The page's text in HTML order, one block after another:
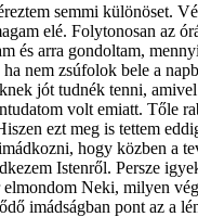
semmi különöset.
elé. Folytonosan az
arra gondoltam,
nem zsúfolok bele a
jót tudnék tenni,
volt emiatt. Tőle
ezt meg is tettem
hogy közben a
Istenről. Persze
Neki, milyen
imádságban pont az a